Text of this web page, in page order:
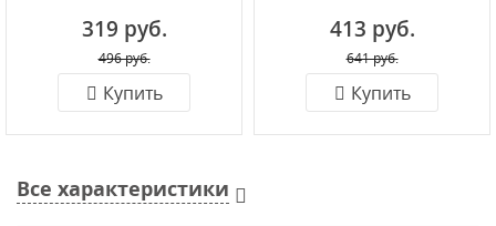
319 руб.
496 руб.
Купить
413 руб.
641 руб.
Купить
Все характеристики